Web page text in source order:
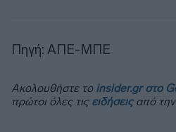
Πηγή: ΑΠΕ-ΜΠΕ
Ακολουθήστε το insider.gr στο
πρώτοι όλες τις ειδήσειςαπό την